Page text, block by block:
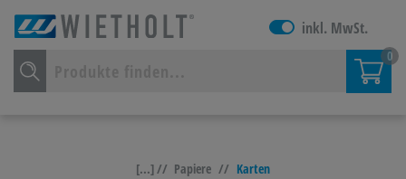
inkl. MwSt.
0
[...] // Papiere // Karten